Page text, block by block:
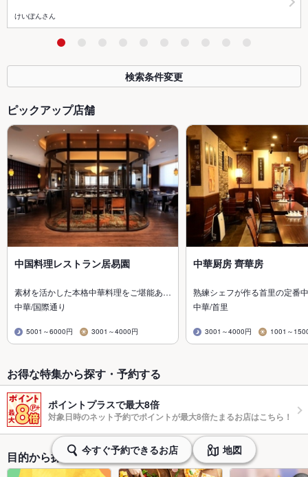
けいぽんさん
検索条件変更
ピックアップ店舗
中国料理レストラン居易園
素材を活かした本格中華料理をご堪能あ…
中華/国際通り
5001～6000円 3001～4000円
中華厨房 齊華房
熟練シェフが作る首里の定番
中華/首里
3001～4000円 1001～
お得な特集から探す・予約する
ポイントプラスで最大8倍
対象日時のネット予約でポイントが最大8倍たまるお店はこちら！
目的から探す・予約する今すぐ予約できるお店 地図